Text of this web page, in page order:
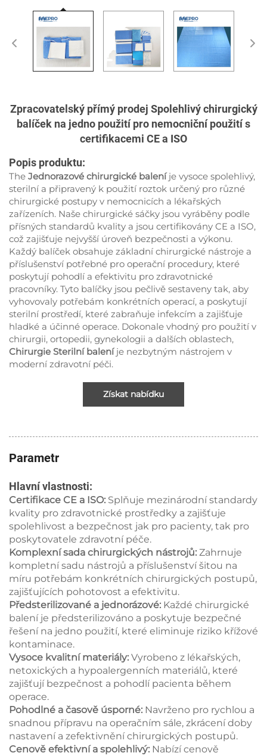
Zpracovatelský přímý prodej Spolehlivý chirurgický
balíček na jedno použití pro nemocniční použití s
certifikacemi CE a ISO
Popis produktu:
The Jednorazové chirurgické baleníje vysoce spolehlivý,
sterilní a připravený k použití roztok určený pro různé
chirurgické postupy v nemocnicích a lékařských
zařízeních. Naše chirurgické sáčky jsou vyráběny podle
přísných standardů kvality a jsou certifikovány CE a ISO,
což zajišťuje nejvyšší úroveň bezpečnosti a výkonu.
Každý balíček obsahuje základní chirurgické nástroje a
příslušenství potřebné pro operační procedury, které
poskytují pohodlí a efektivitu pro zdravotnické
pracovníky. Tyto balíčky jsou pečlivě sestaveny tak, aby
vyhovovaly potřebám konkrétních operací, a poskytují
sterilní prostředí, které zabraňuje infekcím a zajišťuje
hladké a účinné operace. Dokonale vhodný pro použití v
chirurgii, ortopedii, gynekologii a dalších oblastech,
Chirurgie Sterilní baleníje nezbytným nástrojem v
moderní zdravotní péči.
Získat nabídku
Parametr
Hlavní vlastnosti:
Certifikace CE a ISO: Splňuje mezinárodní standardy
kvality pro zdravotnické prostředky a zajišťuje
spolehlivost a bezpečnost jak pro pacienty, tak pro
poskytovatele zdravotní péče.
Komplexní sada chirurgických nástrojů: Zahrnuje
kompletní sadu nástrojů a příslušenství šitou na
míru potřebám konkrétních chirurgických postupů,
zajišťujících pohotovost a efektivitu.
Předsterilizované a jednorázové: Každé chirurgické
balení je předsterilizováno a poskytuje bezpečné
řešení na jedno použití, které eliminuje riziko křížové
kontaminace.
Vysoce kvalitní materiály: Vyrobeno z lékařských,
netoxických a hypoalergenních materiálů, které
zajišťují bezpečnost a pohodlí pacienta během
operace.
Pohodlné a časově úsporné: Navrženo pro rychlou a
snadnou přípravu na operačním sále, zkrácení doby
nastavení a zefektivnění chirurgických postupů.
Cenově efektivní a spolehlivý: Nabízí cenově